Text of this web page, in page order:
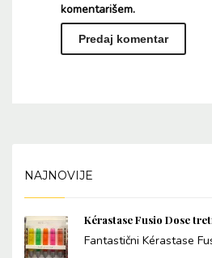
komentarišem.
NAJNOVIJE
Kérastase Fusio Dose
Fantastični Kérastase